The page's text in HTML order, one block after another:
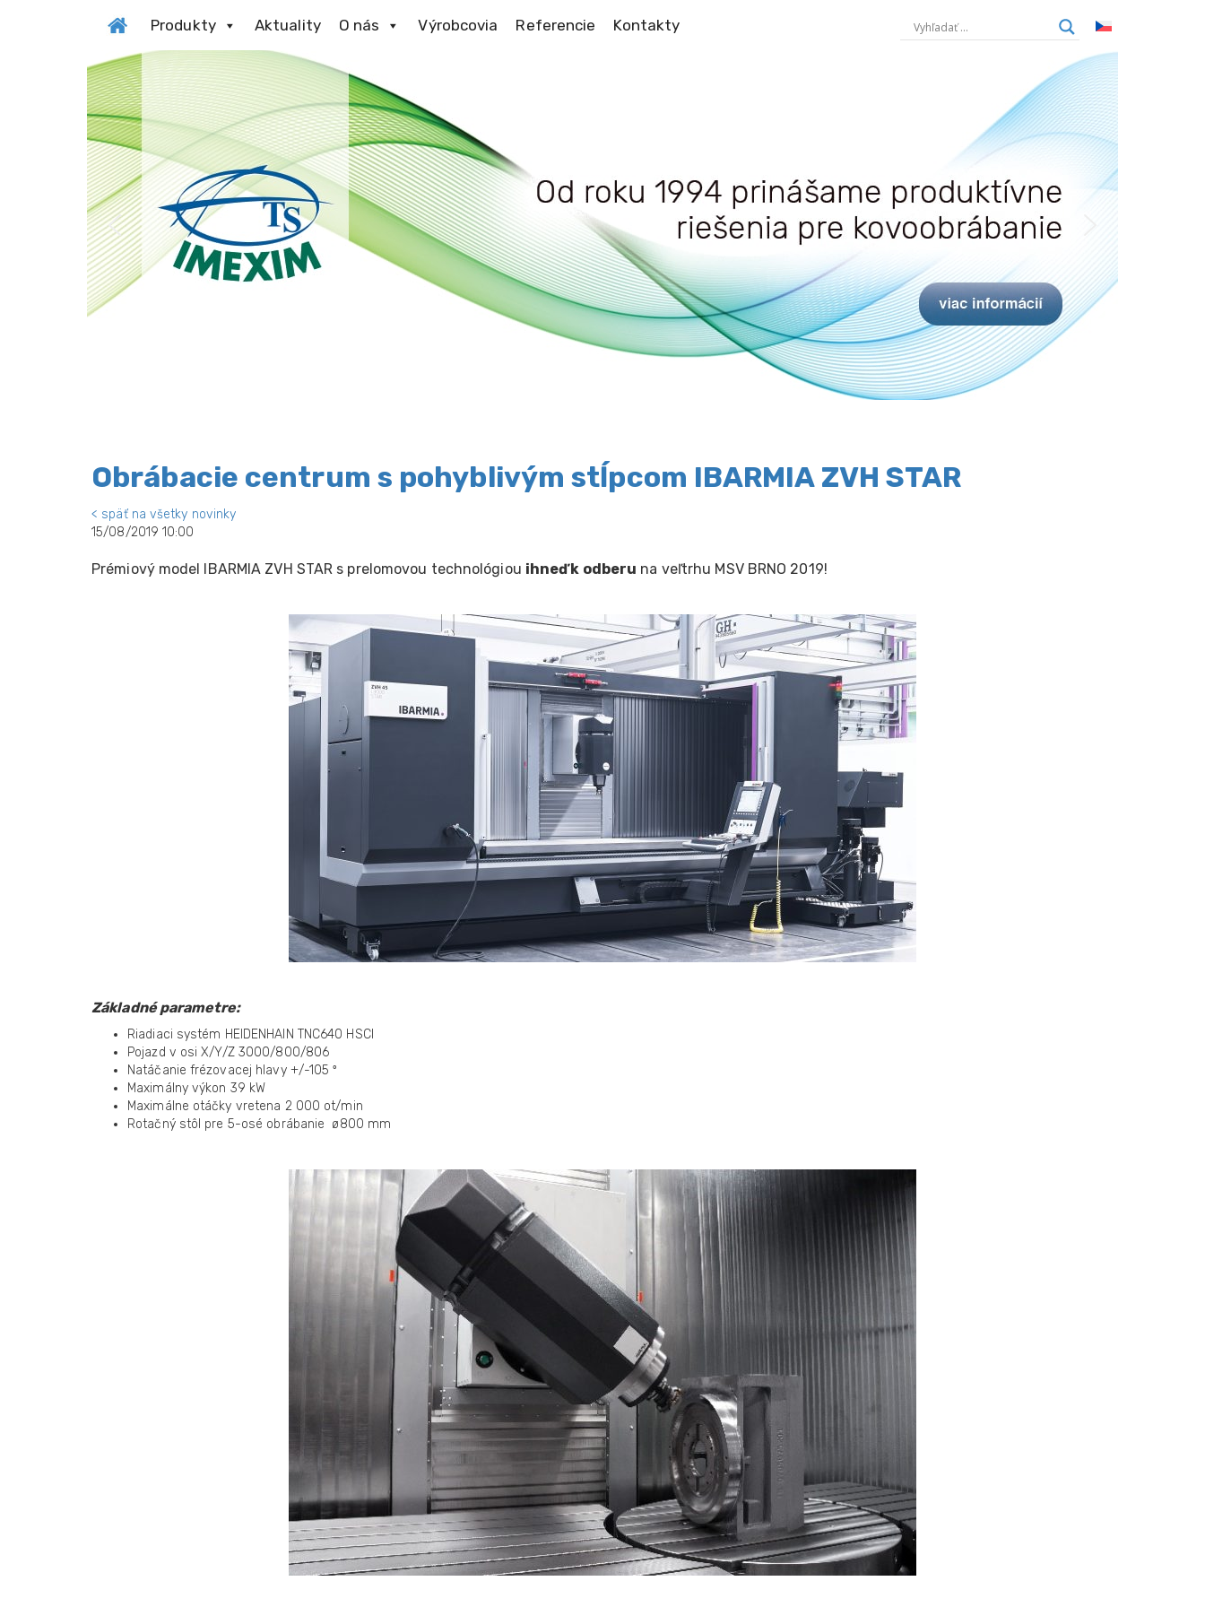
Produkty Aktuality O nás Výrobcovia Referencie Kontakty
Obrábacie centrum s pohyblivým stĺpcom IBARMIA ZVH STAR
< späť na všetky novinky
15/08/2019 10:00
Prémiový model IBARMIA ZVH STAR s prelomovou technológiou ihneď k odberu na veľtrhu MSV BRNO 2019!
Základné parametre:
Riadiaci systém HEIDENHAIN TNC640 HSCI
Pojazd v osi X/Y/Z 3000/800/806
Natáčanie frézovacej hlavy +/-105 º
Maximálny výkon 39 kW
Maximálne otáčky vretena 2 000 ot/min
Rotačný stôl pre 5-osé obrábanie ø800 mm